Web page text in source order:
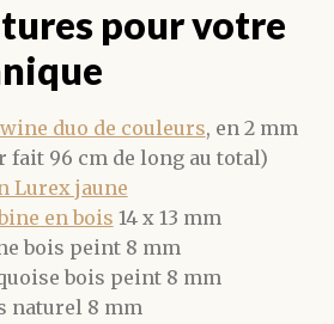
pour votre
duo de couleurs, en 2 mm
96 cm de long au total)
Lurex jaune
en bois 14 x 13 mm
bois peint 8 mm
bois peint 8 mm
naturel 8 mm